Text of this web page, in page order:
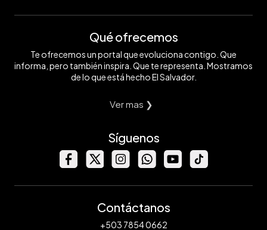
Qué ofrecemos
Te ofrecemos un portal que evoluciona contigo. Que
informa, pero también inspira. Que te representa. Mostramos
de lo que está hecho El Salvador.
Ver mas ❯
Síguenos
Contáctanos
+503 7854 0662